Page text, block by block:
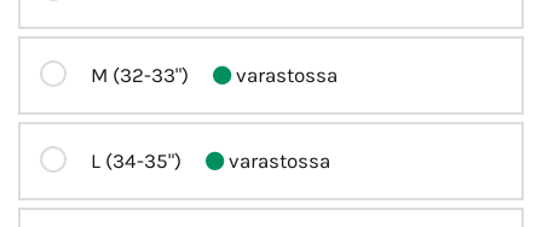
M (32-33") varastossa
L (34-35") varastossa